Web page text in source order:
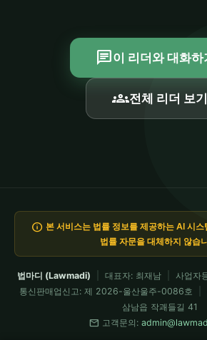
chat이 리더와 대화하
groups전체 리더 보기
info 본 서비스는 법률 정보를 제공하는 AI 시
법률 자문을 대체하지 않습
법마디 (Lawmadi) 대표자: 최재남
사업자
통신판매업신고: 제 2026-울산울주-0086호
삼남읍 작괘들길 41
mail 고객문의: